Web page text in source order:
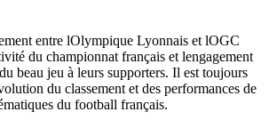
entre lOlympique Lyonnais et lOGC
du championnat français et lengagement
beau jeu à leurs supporters. Il est toujours
du classement et des performances de
du football français.